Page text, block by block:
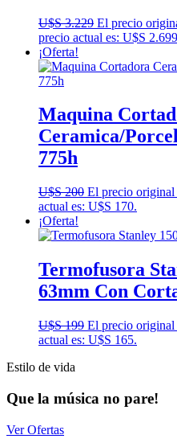
U$S3.229 El precio
precio actual es: U$S
¡Oferta!
Maquina
Ceramica/
775h
U$S200 El precio original
actual es: U$S 170.
¡Oferta!
Termofusora
63mm Con
U$S199 El precio original
actual es: U$S 165.
Estilo de vida
Que la música no pare!
Ver Ofertas